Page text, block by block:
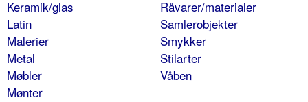
Keramik/glas
Latin
Malerier
Metal
Møbler
Mønter
Råvarer/materialer
Samlerobjekter
Smykker
Stilarter
Våben